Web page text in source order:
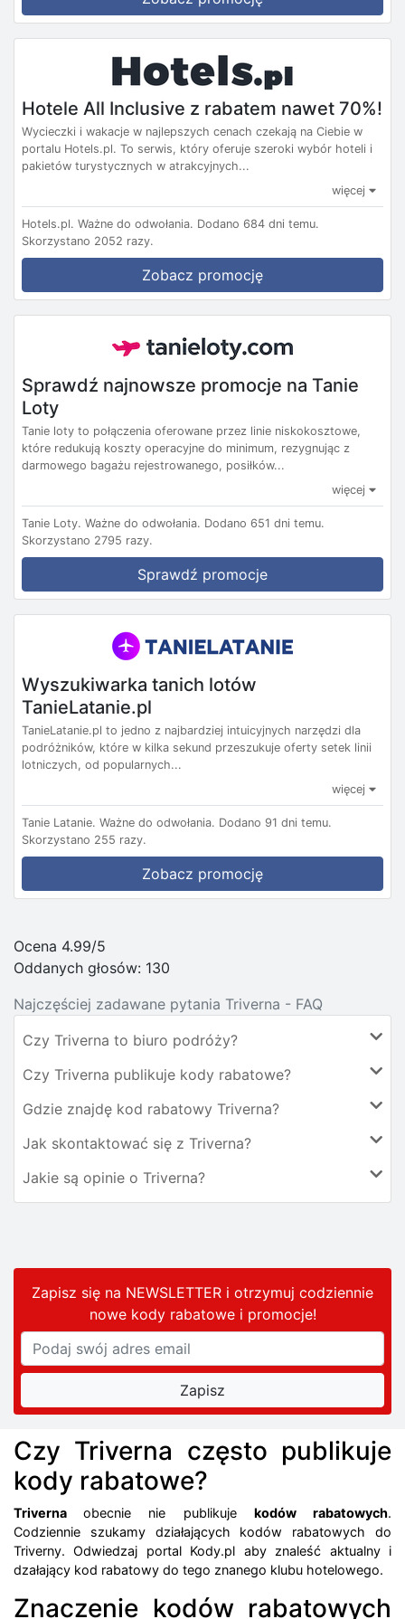
Hotele All Inclusive z rabatem nawet 70%!
Wycieczki i wakacje w najlepszych cenach czekają na Ciebie w
portalu Hotels.pl. To serwis, który oferuje szeroki wybór hoteli i
pakietów turystycznych w atrakcyjnych...
więcej
Hotels.pl. Ważne do odwołania. Dodano 684 dni temu.
Skorzystano 2052 razy.
Zobacz promocję
Sprawdź najnowsze promocje na Tanie
Loty
Tanie loty to połączenia oferowane przez linie niskokosztowe,
które redukują koszty operacyjne do minimum, rezygnując z
darmowego bagażu rejestrowanego, posiłków...
więcej
Tanie Loty. Ważne do odwołania. Dodano 651 dni temu.
Skorzystano 2795 razy.
Sprawdź promocje
Wyszukiwarka tanich lotów
TanieLatanie.pl
TanieLatanie.pl to jedno z najbardziej intuicyjnych narzędzi dla
podróżników, które w kilka sekund przeszukuje oferty setek linii
lotniczych, od popularnych...
więcej
Tanie Latanie. Ważne do odwołania. Dodano 91 dni temu.
Skorzystano 255 razy.
Zobacz promocję
Ocena 4.99/5
Oddanych głosów: 130
Najczęściej zadawane pytania Triverna - FAQ
Czy Triverna to biuro podróży?
Czy Triverna publikuje kody rabatowe?
Gdzie znajdę kod rabatowy Triverna?
Jak skontaktować się z Triverna?
Jakie są opinie o Triverna?
Zapisz się na NEWSLETTER i otrzymuj codziennie
nowe kody rabatowei promocje!
Czy Triverna często publikuje
kody rabatowe?
Trivernaobecnie nie publikuje kodów rabatowych.
Codziennie szukamy działających kodów rabatowych do
Triverny. Odwiedzaj portal Kody.pl aby znaleść aktualny i
dzałający kod rabatowy do tego znanego klubu hotelowego.
Znaczenie kodów rabatowych